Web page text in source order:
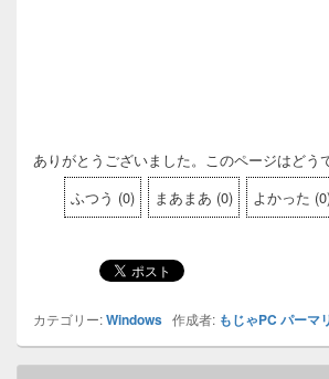
ありがとうございました。このページはどう
ふつう (0) まあまあ (0) よかった (0
カテゴリー:Windows 作成者: もじゃPC パーマ